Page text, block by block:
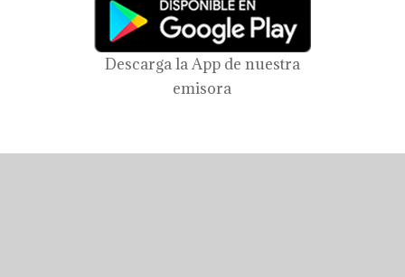
Descarga la App de nuestra
emisora